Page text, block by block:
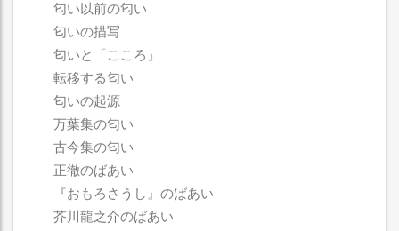
匂い以前の匂い
匂いの描写
匂いと「こころ」
転移する匂い
匂いの起源
万葉集の匂い
古今集の匂い
正徹のばあい
『おもろさうし』のばあい
芥川龍之介のばあい